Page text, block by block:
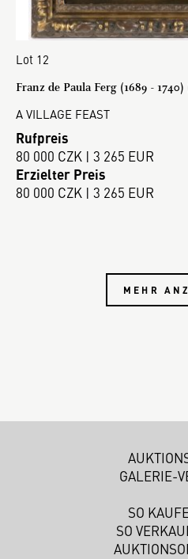
Lot 12
Franz de Paula Ferg (1689 -
A VILLAGE FEAST
Rufpreis
80 000 CZK | 3 265 EUR
Erzielter Preis
80 000 CZK | 3 265 EUR
MEHR
GALERIE-
SO
SO